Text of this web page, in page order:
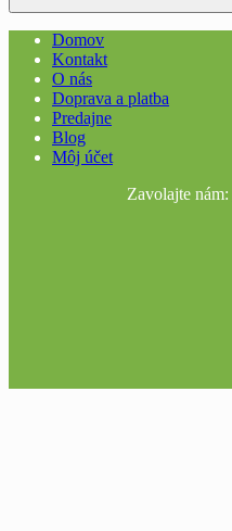
Domov
Kontakt
O nás
Doprava a platba
Predajne
Blog
Môj účet
Zavolajte nám: